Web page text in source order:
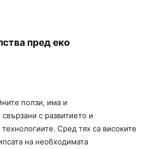
пред еко
ползи, има и
с развитието и
Сред тях са високите
на необходимата